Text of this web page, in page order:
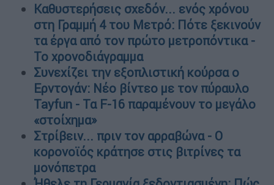
Καθυστερήσεις σχεδόν... ενός χρόνου
στη Γραμμή 4 του Μετρό: Πότε ξεκινούν
τα έργα από τον πρώτο μετροπόντικα -
Το χρονοδιάγραμμα
Συνεχίζει την εξοπλιστική κούρσα ο
Ερντογάν: Νέο βίντεο με τον πύραυλο
Tayfun - Τα F-16 παραμένουν το μεγάλο
«στοίχημα»
Στρίβειν... πριν τον αρραβώνα - Ο
κορονοϊός κράτησε στις βιτρίνες τα
μονόπετρα